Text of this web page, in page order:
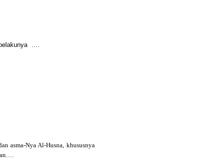
asma-Nya Al-Husna, khususnya